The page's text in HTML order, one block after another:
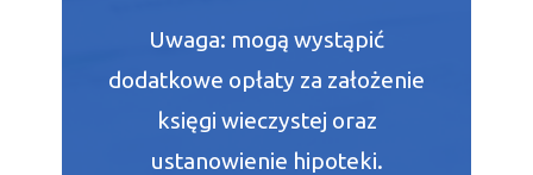
Uwaga: mogą wystąpić
dodatkowe opłaty za założenie
księgi wieczystej oraz
ustanowienie hipoteki.